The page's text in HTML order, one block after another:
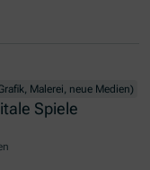
Malerei, neue Medien)
Spiele